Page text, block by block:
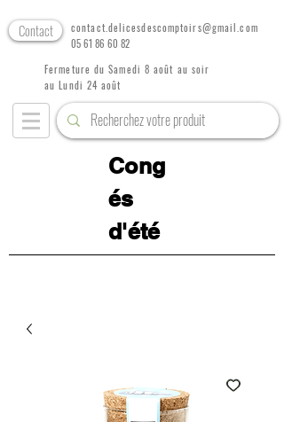
Contact
contact.delicesdescomptoirs@gmail.com
05 61 86 60 82
Fermeture du Samedi 8 août au soir
au Lundi 24 août
Cong
és
d'été